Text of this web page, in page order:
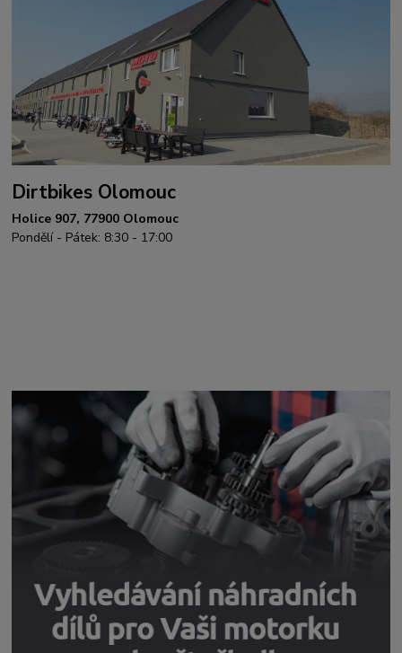
Dirtbikes Olomouc
Holice 907, 77900 Olomouc
Pondělí - Pátek: 8:30 - 17:00